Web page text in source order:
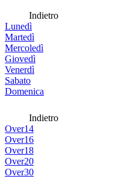
Indietro
Lunedì
Martedì
Mercoledì
Giovedì
Venerdì
Sabato
Domenica
Indietro
Over14
Over16
Over18
Over20
Over30